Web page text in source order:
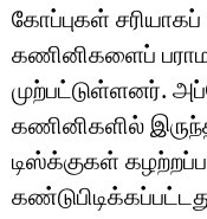
கோப்புகள்
கணினிகளைப்
முற்பட்டுள்ளனர்.
கணினிகளில்
டிஸ்க்குகள்